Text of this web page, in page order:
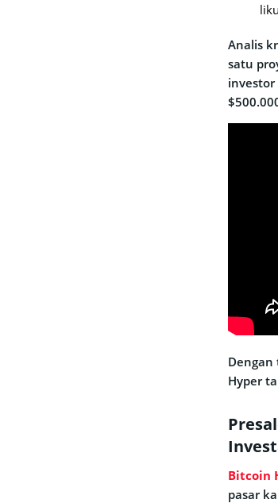
Analis
satu
investor
Hyper
Bitcoin
pasar